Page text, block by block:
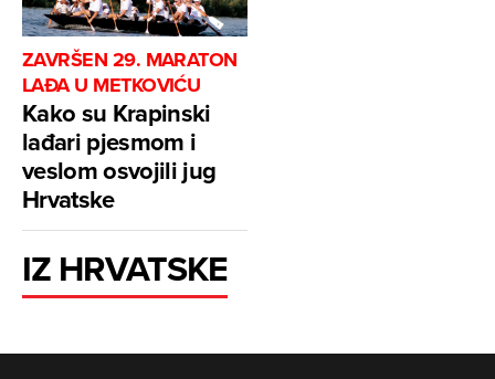
ZAVRŠEN 29. MARATON
LAĐA U METKOVIĆU
Kako su Krapinski
lađari pjesmom i
veslom osvojili jug
Hrvatske
IZ HRVATSKE